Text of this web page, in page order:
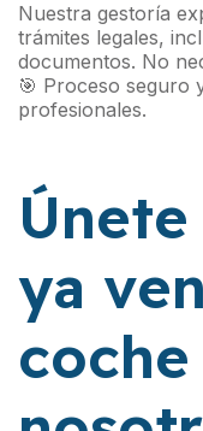
Nuestra gestoría
trámites legales,
documentos. No
🎯 Proceso seguro
profesionales.
ya